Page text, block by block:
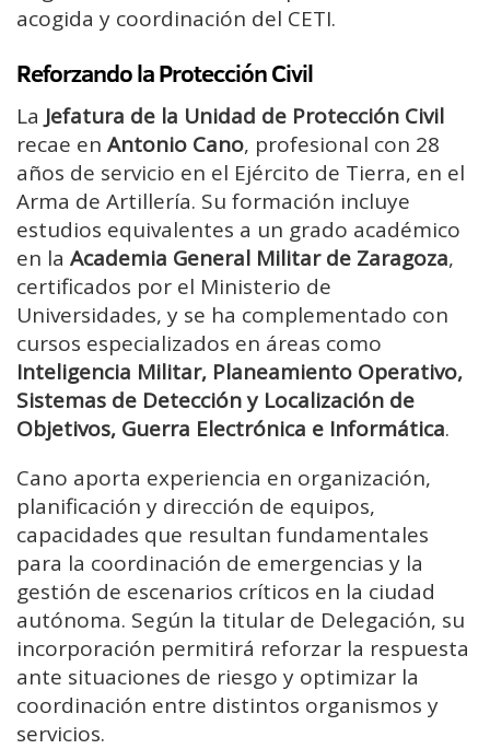
acogida y coordinación del CETI.
Reforzando la Protección Civil
La Jefatura de la Unidad de Protección Civil
recae en Antonio Cano, profesional con 28
años de servicio en el Ejército de Tierra, en el
Arma de Artillería. Su formación incluye
estudios equivalentes a un grado académico
en la Academia General Militar de Zaragoza,
certificados por el Ministerio de
Universidades, y se ha complementado con
cursos especializados en áreas como
Inteligencia Militar, Planeamiento Operativo,
Sistemas de Detección y Localización de
Objetivos, Guerra Electrónica e Informática.
Cano aporta experiencia en organización,
planificación y dirección de equipos,
capacidades que resultan fundamentales
para la coordinación de emergencias y la
gestión de escenarios críticos en la ciudad
autónoma. Según la titular de Delegación, su
incorporación permitirá reforzar la respuesta
ante situaciones de riesgo y optimizar la
coordinación entre distintos organismos y
servicios.